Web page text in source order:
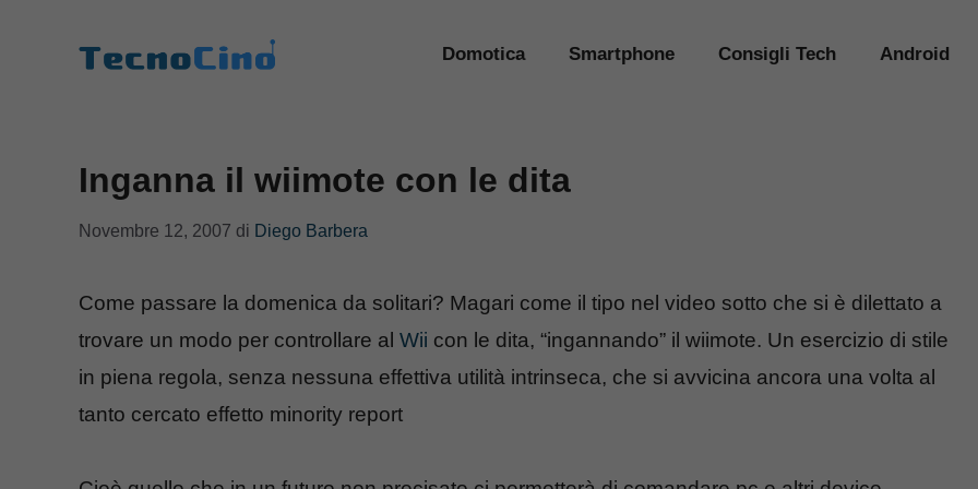
Domotica Smartphone Consigli Tech Android
Inganna il wiimote con le dita
Novembre 12, 2007 di Diego Barbera
Come passare la domenica da solitari? Magari come il tipo nel video sotto che si è dilettato a
trovare un modo per controllare al Wii con le dita, “ingannando” il wiimote. Un esercizio di stile
in piena regola, senza nessuna effettiva utilità intrinseca, che si avvicina ancora una volta al
tanto cercato effetto minority report